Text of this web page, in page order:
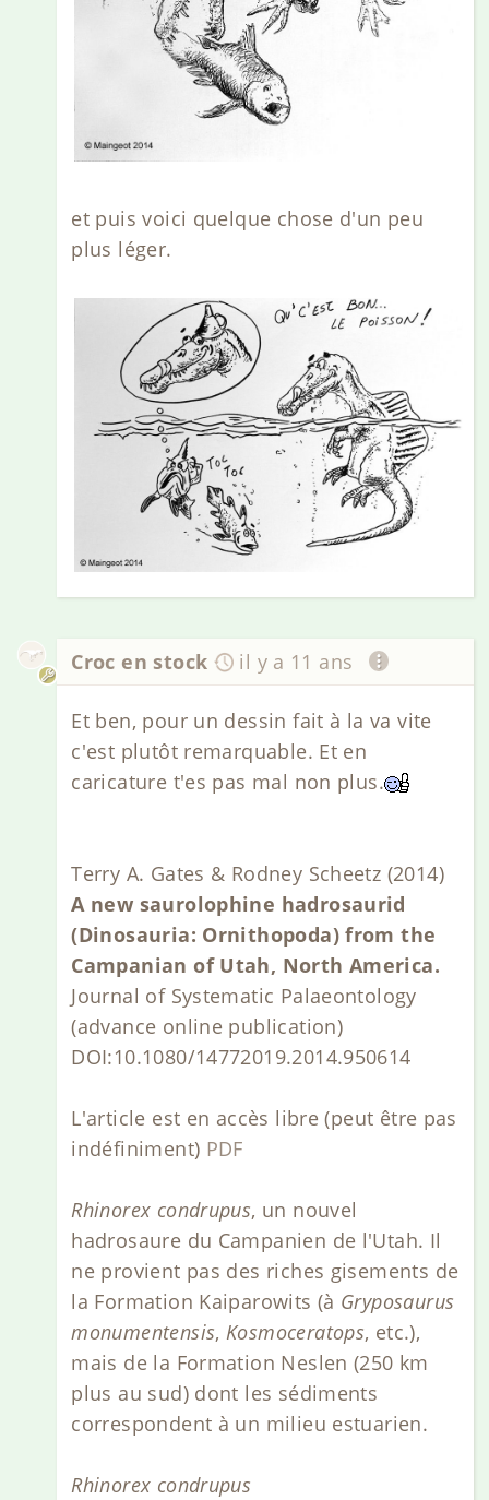
et puis voici quelque chose d'un peu
plus léger.
Croc en stock il y a 11 ans
Et ben, pour un dessin fait à la va vite
c'est plutôt remarquable. Et en
caricature t'es pas mal non plus.
Terry A. Gates & Rodney Scheetz (2014)
A new saurolophine hadrosaurid
(Dinosauria: Ornithopoda) from the
Campanian of Utah, North America.
Journal of Systematic Palaeontology
(advance online publication)
DOI:10.1080/14772019.2014.950614
L'article est en accès libre (peut être pas
indéfiniment) PDF
Rhinorex condrupus, un nouvel
hadrosaure du Campanien de l'Utah. Il
ne provient pas des riches gisements de
la Formation Kaiparowits (à Gryposaurus
monumentensis, Kosmoceratops, etc.),
mais de la Formation Neslen (250 km
plus au sud) dont les sédiments
correspondent à un milieu estuarien.
Rhinorex condrupus